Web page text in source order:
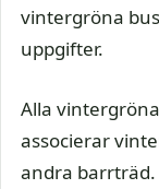
vintergröna
uppgifter.
Alla
associerar
andra